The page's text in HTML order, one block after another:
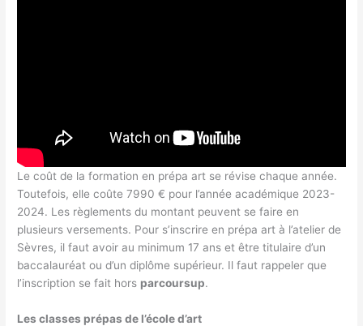
Le coût de la formation en prépa art se révise chaque année.
Toutefois, elle coûte 7990 € pour l’année académique 2023-
2024. Les règlements du montant peuvent se faire en
plusieurs versements. Pour s’inscrire en prépa art à l’atelier de
Sèvres, il faut avoir au minimum 17 ans et être titulaire d’un
baccalauréat ou d’un diplôme supérieur. Il faut rappeler que
l’inscription se fait hors parcoursup.
Les classes prépas de l’école d’art